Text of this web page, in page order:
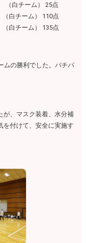
白チーム） 25点
チーム） 110点
チーム） 135点
ムの勝利でした。パチパ
が、マスク装着、水分補
を付けて、安全に実施す